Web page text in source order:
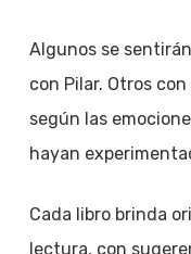
Algunos se
con Pilar. Otros
según las
hayan
Cada libro brinda
lectura, con